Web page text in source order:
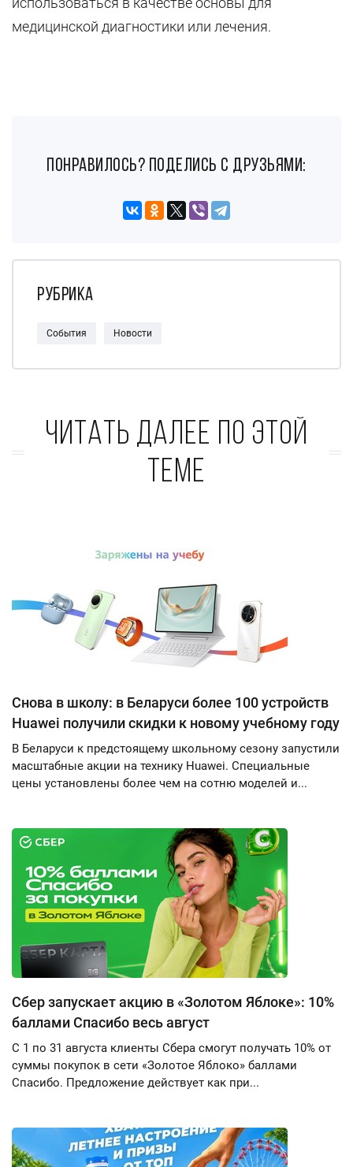
медицинской диагностики или лечения.
понравилось? поделись с друзьями:
Рубрика
События Новости
Читать далее по этой
теме
Снова в школу: в Беларуси более 100 устройств
Huawei получили скидки к новому учебному году
В Беларуси к предстоящему школьному сезону запустили
масштабные акции на технику Huawei. Специальные
цены установлены более чем на сотню моделей и...
Сбер запускает акцию в «Золотом Яблоке»: 10%
баллами Спасибо весь август
С 1 по 31 августа клиенты Сбера смогут получать 10% от
суммы покупок в сети «Золотое Яблоко» баллами
Спасибо. Предложение действует как при...